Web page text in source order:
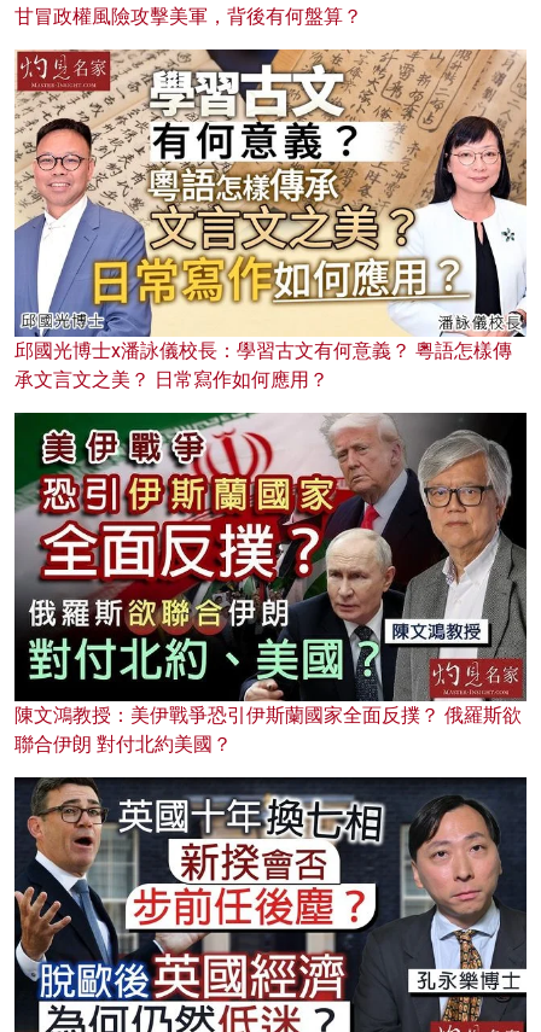
甘冒政權風險攻擊美軍，背後有何盤算？
邱國光博士x潘詠儀校長：學習古文有何意義？ 粵語怎樣傳
承文言文之美？ 日常寫作如何應用？
陳文鴻教授：美伊戰爭恐引伊斯蘭國家全面反撲？ 俄羅斯欲
聯合伊朗 對付北約美國？